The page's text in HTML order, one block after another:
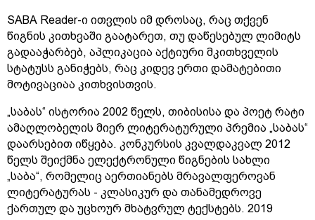
SABA Reader-ი ითვლის იმ დროსაც, რაც თქვენ
წიგნის კითხვაში გაატარეთ, თუ დაწესებულ ლიმიტს
გადააჭარბებ, აპლიკაცია აქტიური მკითხველის
სტატუსს განიჭებს, რაც კიდევ ერთი დამატებითი
მოტივაციაა კითხვისთვის.
„საბას“ ისტორია 2002 წელს, თიბისისა და პოეტ რატი
ამაღლობელის მიერ ლიტერატურული პრემია „საბას“
დაარსებით იწყება. კონკურსის კვალდაკვალ 2012
წელს შეიქმნა ელექტრონული წიგნების სახლი
„საბა“, რომელიც აერთიანებს მრავალფეროვან
ლიტერატურას - კლასიკურ და თანამედროვე
ქართულ და უცხოურ მხატვრულ ტექსტებს. 2019